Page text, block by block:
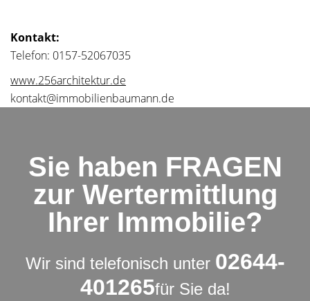
Kontakt:
Telefon: 0157-52067035
www.256architektur.de
kontakt@immobilienbaumann.de
Sie haben FRAGEN
zur Wertermittlung
Ihrer Immobilie?
Wir sind telefonisch unter 02644-
401265für Sie da!